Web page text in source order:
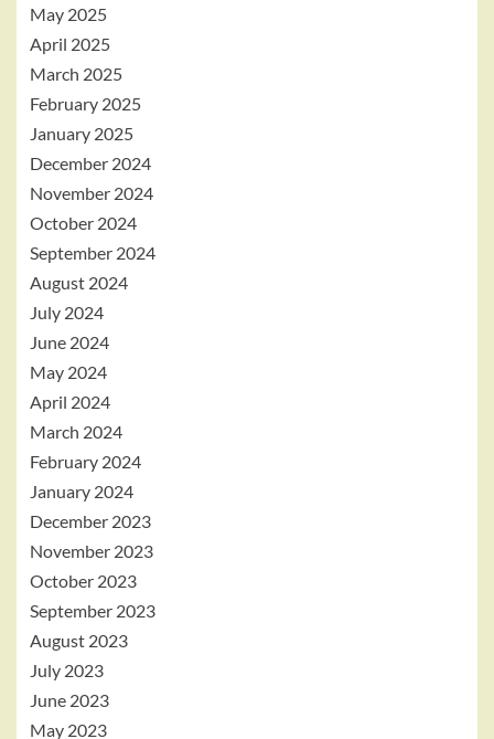
May 2025
April 2025
March 2025
February 2025
January 2025
December 2024
November 2024
October 2024
September 2024
August 2024
July 2024
June 2024
May 2024
April 2024
March 2024
February 2024
January 2024
December 2023
November 2023
October 2023
September 2023
August 2023
July 2023
June 2023
May 2023